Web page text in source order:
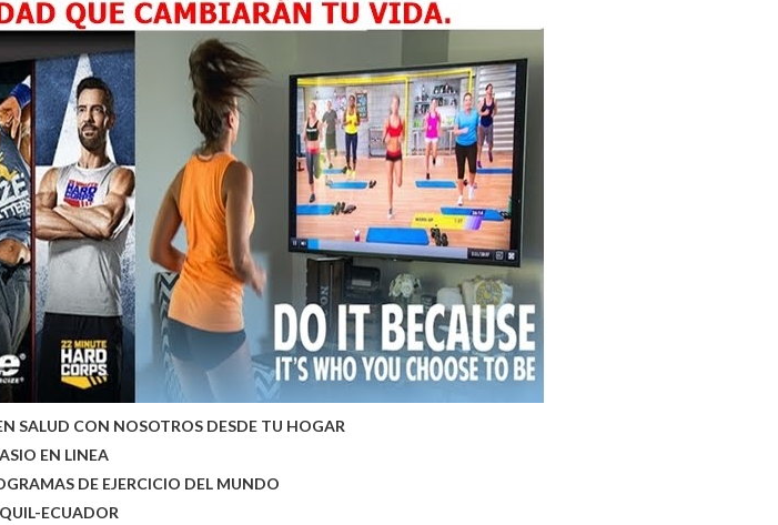
SALUD CON NOSOTROS DESDE TU HOGAR
EN LINEA
DE EJERCICIO DEL MUNDO
ECUADOR